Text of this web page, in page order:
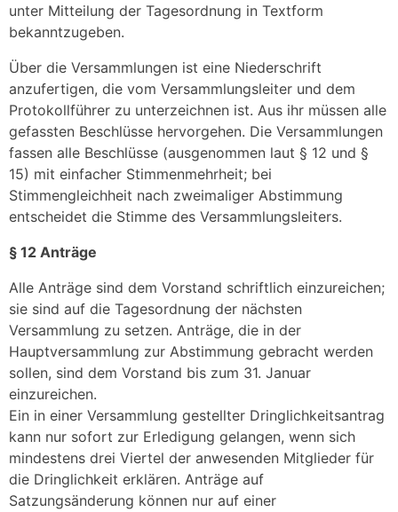
unter Mitteilung der Tagesordnung in Textform
bekanntzugeben.
Über die Versammlungen ist eine Niederschrift
anzufertigen, die vom Versammlungsleiter und dem
Protokollführer zu unterzeichnen ist. Aus ihr müssen alle
gefassten Beschlüsse hervorgehen. Die Versammlungen
fassen alle Beschlüsse (ausgenommen laut § 12 und §
15) mit einfacher Stimmenmehrheit; bei
Stimmengleichheit nach zweimaliger Abstimmung
entscheidet die Stimme des Versammlungsleiters.
§ 12 Anträge
Alle Anträge sind dem Vorstand schriftlich einzureichen;
sie sind auf die Tagesordnung der nächsten
Versammlung zu setzen. Anträge, die in der
Hauptversammlung zur Abstimmung gebracht werden
sollen, sind dem Vorstand bis zum 31. Januar
einzureichen.
Ein in einer Versammlung gestellter Dringlichkeitsantrag
kann nur sofort zur Erledigung gelangen, wenn sich
mindestens drei Viertel der anwesenden Mitglieder für
die Dringlichkeit erklären. Anträge auf
Satzungsänderung können nur auf einer